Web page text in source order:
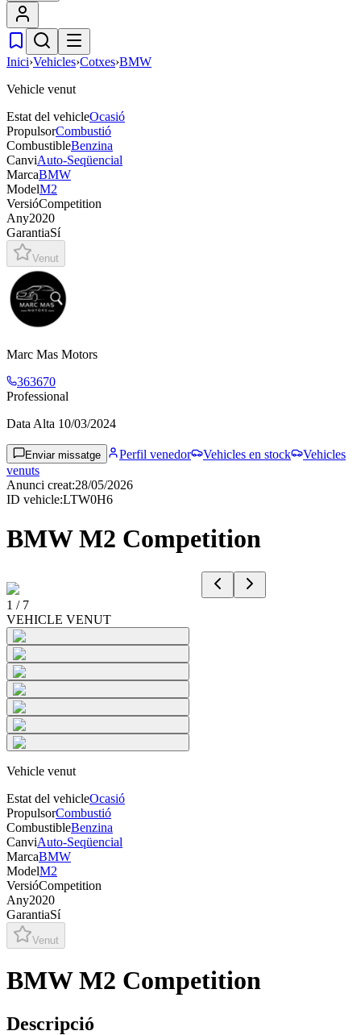
Inici›Vehicles›Cotxes›BMW
Vehicle venut
Estat del vehicleOcasió
PropulsorCombustió
CombustibleBenzina
CanviAuto-Seqüencial
MarcaBMW
ModelM2
VersióCompetition
Any2020
GarantiaSí
Venut
Marc Mas Motors
363670
Professional
Data Alta 10/03/2024
Enviar missatge Perfil venedor Vehicles en stock
Vehicles
venuts
Anunci creat:28/05/2026
ID vehicle:LTW0H6
BMW M2 Competition
1 / 7
VEHICLE VENUT
Vehicle venut
Estat del vehicleOcasió
PropulsorCombustió
CombustibleBenzina
CanviAuto-Seqüencial
MarcaBMW
ModelM2
VersióCompetition
Any2020
GarantiaSí
Venut
BMW M2 Competition
Descripció